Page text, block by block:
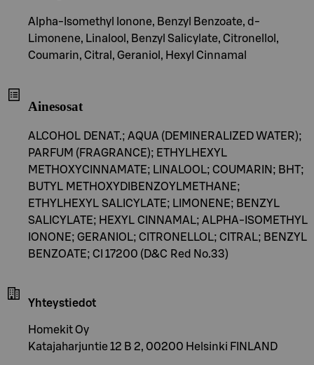
Alpha-Isomethyl Ionone, Benzyl Benzoate, d-
Limonene, Linalool, Benzyl Salicylate, Citronellol,
Coumarin, Citral, Geraniol, Hexyl Cinnamal
Ainesosat
ALCOHOL DENAT.; AQUA (DEMINERALIZED WATER);
PARFUM (FRAGRANCE); ETHYLHEXYL
METHOXYCINNAMATE; LINALOOL; COUMARIN; BHT;
BUTYL METHOXYDIBENZOYLMETHANE;
ETHYLHEXYL SALICYLATE; LIMONENE; BENZYL
SALICYLATE; HEXYL CINNAMAL; ALPHA-ISOMETHYL
IONONE; GERANIOL; CITRONELLOL; CITRAL; BENZYL
BENZOATE; CI 17200 (D&C Red No.33)
Yhteystiedot
Homekit Oy
Katajaharjuntie 12 B 2, 00200 Helsinki FINLAND